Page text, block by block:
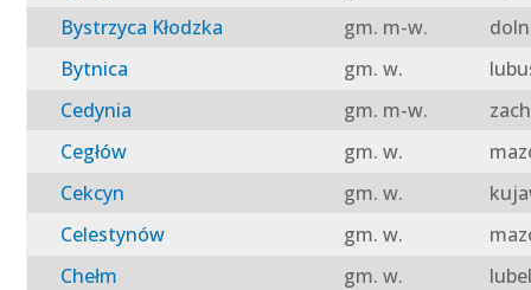
Bystrzyca Kłodzka
gm. m-w.
Bytnica
gm. w.
Cedynia
gm. m-w.
Cegłów
gm. w.
Cekcyn
gm. w.
Celestynów
gm. w.
Chełm
gm. w.